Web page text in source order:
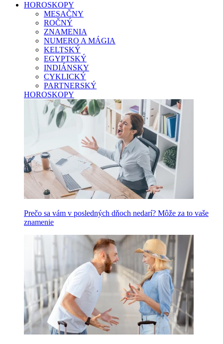
HOROSKOPY
MESAČNY
ROČNÝ
ZNAMENIA
NUMERO A MÁGIA
KELTSKÝ
EGYPTSKÝ
INDIÁNSKY
CYKLICKÝ
PARTNERSKÝ
HOROSKOPY
Prečo sa vám v posledných dňoch nedarí? Môže za to vaše
znamenie